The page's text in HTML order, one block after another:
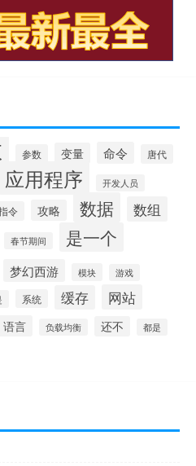
参数 变量 命令 唐代
应用程序 开发人员
令 攻略 数据 数组
春节期间 是一个
梦幻西游 模块 游戏
系统 缓存 网站
语言 负载均衡 还不 都是